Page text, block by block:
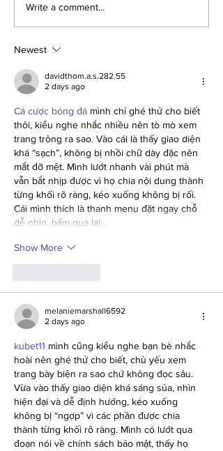
Write a comment...
Newest
davidthom.a.s.282.55
2 days ago
Cá cược bóng đá mình chỉ ghé thử cho biết
thôi, kiểu nghe nhắc nhiều nên tò mò xem
trang trông ra sao. Vào cái là thấy giao diện
khá “sạch”, không bị nhồi chữ dày đặc nên
mắt đỡ mệt. Mình lướt nhanh vài phút mà
vẫn bắt nhịp được vì họ chia nội dung thành
từng khối rõ ràng, kéo xuống không bị rối.
Cái mình thích là thanh menu đặt ngay chỗ
dễ nhìn, bấm qua lại…
Show More
melaniemarshall6592
2 days ago
kubet11 mình cũng kiểu nghe bạn bè nhắc
hoài nên ghé thử cho biết, chủ yếu xem
trang bày biện ra sao chứ không đọc sâu.
Vừa vào thấy giao diện khá sáng sủa, nhìn
hiện đại và dễ định hướng, kéo xuống
không bị “ngợp” vì các phần được chia
thành từng khối rõ ràng. Mình có lướt qua
đoạn nói về chính sách bảo mật, thấy họ